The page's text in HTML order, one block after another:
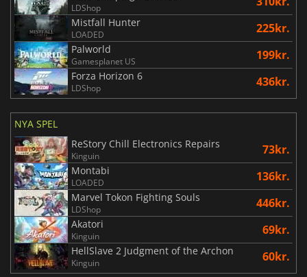
LDShop
Mistfall Hunter
LOADED 225kr.
Palworld
Gamesplanet US 199kr.
Forza Horizon 6
LDShop 436kr.
NYA SPEL
ReStory Chill Electronics Repairs
Kinguin 73kr.
Montabi
LOADED 136kr.
Marvel Tokon Fighting Souls
LDShop 446kr.
Akatori
Kinguin 69kr.
HellSlave 2 Judgment of the Archon
Kinguin 60kr.